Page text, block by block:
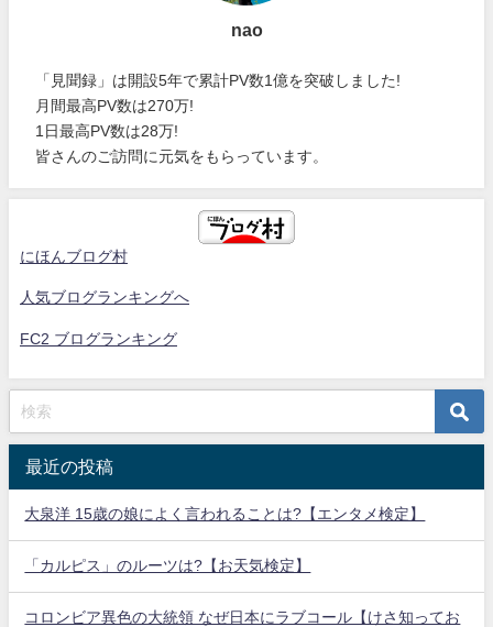
nao
「見聞録」は開設5年で累計PV数1億を突破しました!
月間最高PV数は270万!
1日最高PV数は28万!
皆さんのご訪問に元気をもらっています。
にほんブログ村
人気ブログランキングへ
FC2 ブログランキング
最近の投稿
大泉洋 15歳の娘によく言われることは?【エンタメ検定】
「カルピス」のルーツは?【お天気検定】
コロンビア異色の大統領 なぜ日本にラブコール【けさ知ってお